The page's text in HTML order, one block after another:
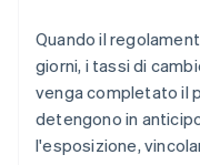
Quando il
giorni, i tassi di
venga completato il
detengono in
l'esposizione,